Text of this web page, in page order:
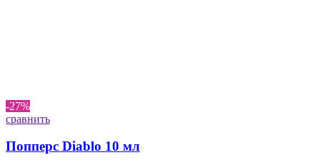
-27%
сравнить
Попперс Diablo 10 мл